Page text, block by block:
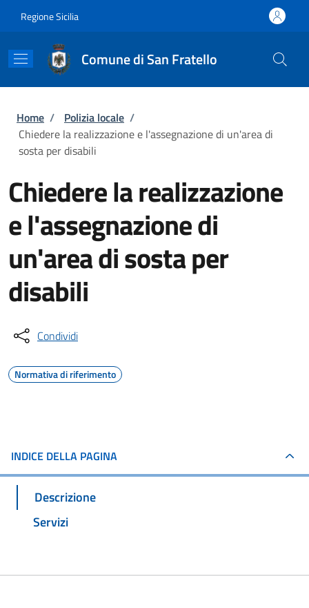
Regione Sicilia
Comune di San Fratello
Briciole di pane
Home / Polizia locale /
Chiedere la realizzazione e l'assegnazione di un'area di
sosta per disabili
Chiedere la realizzazione
e l'assegnazione di
un'area di sosta per
disabili
Condividi
Normativa di riferimento
INDICE DELLA PAGINA
Descrizione
Servizi